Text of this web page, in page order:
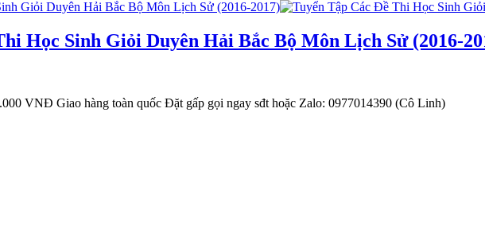
Học Sinh Giỏi Duyên Hải Bắc Bộ Môn Lịch Sử (2016-
VNĐ Giao hàng toàn quốc Đặt gấp gọi ngay sđt hoặc Zalo: 0977014390 (Cô Linh)